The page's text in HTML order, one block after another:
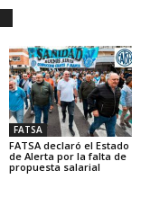
FATSA
FATSA declaró el Estado
de Alerta por la falta de
propuesta salarial